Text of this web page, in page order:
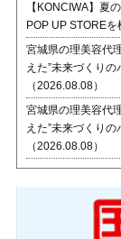
【KONCIWA】夏
POP UP STORE
宮城県の理美容代
えた”未来づくりの
（2026.08.08）
宮城県の理美容代
えた”未来づくりの
（2026.08.08）